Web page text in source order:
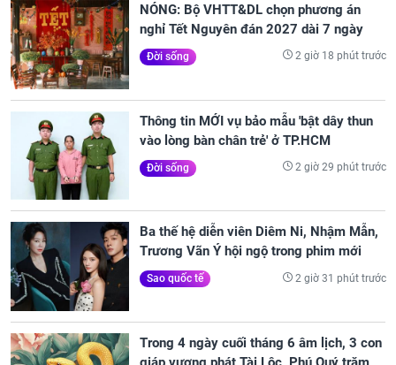
NÓNG: Bộ VHTT&DL chọn phương án
nghỉ Tết Nguyên đán 2027 dài 7 ngày
Đời sống 2 giờ 18 phút trước
Thông tin MỚI vụ bảo mẫu 'bật dây thun
vào lòng bàn chân trẻ' ở TP.HCM
Đời sống 2 giờ 29 phút trước
Ba thế hệ diễn viên Diêm Ni, Nhậm Mẫn,
Trương Vãn Ý hội ngộ trong phim mới
Sao quốc tế 2 giờ 31 phút trước
Trong 4 ngày cuối tháng 6 âm lịch, 3 con